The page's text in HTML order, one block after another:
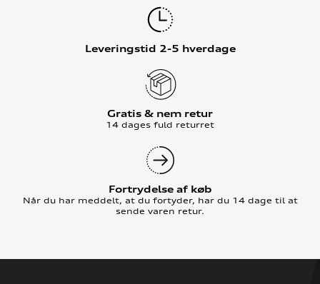
Leveringstid 2-5 hverdage
Gratis & nem retur
14 dages fuld returret
Fortrydelse af køb
Når du har meddelt, at du fortyder, har du 14 dage til at
sende varen retur.